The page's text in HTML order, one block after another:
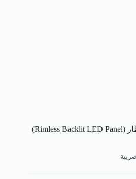
💡 بانل LED سقفي بدون إطار (Rimless Backlit LED Panel)